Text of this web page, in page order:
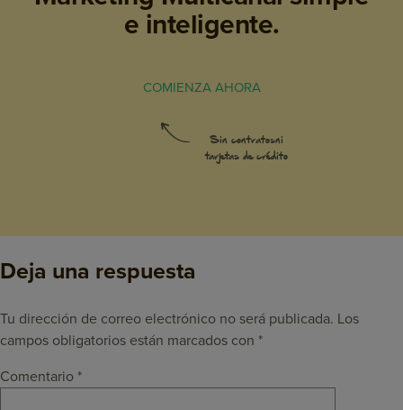
e inteligente.
COMIENZA AHORA
Sin contratosni
tarjetas de crédito
Deja una respuesta
Tu dirección de correo electrónico no será publicada. Los
campos obligatorios están marcados con *
Comentario *